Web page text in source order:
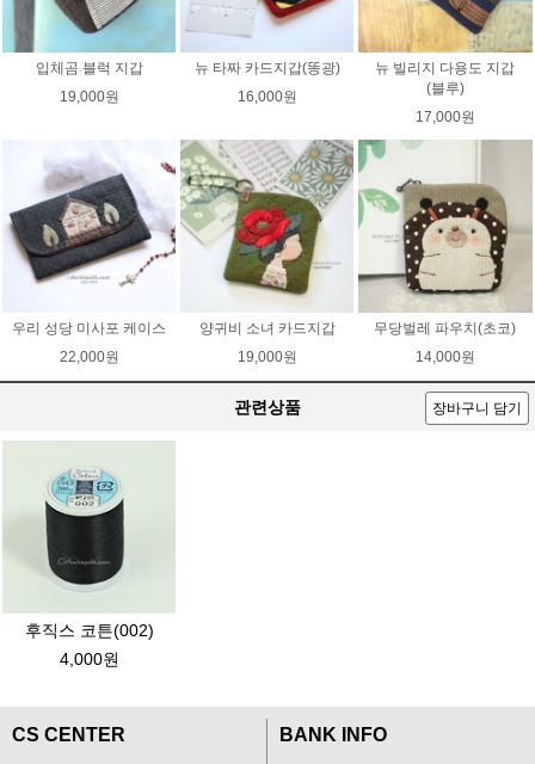
입체곰 블럭 지갑
19,000원
뉴 타짜 카드지갑(똥광)
16,000원
뉴 빌리지 다용도 지갑
(블루)
17,000원
우리 성당 미사포 케이스
22,000원
양귀비 소녀 카드지갑
19,000원
무당벌레 파우치(초코)
14,000원
관련상품 장바구니 담기
후직스 코튼(002)
4,000원
CS CENTER
BANK INFO